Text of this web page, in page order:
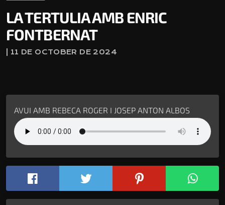
LA TERTULIA AMB ENRIC
FONTBERNAT
| 11 DE OCTOBER DE 2024
AVUI AMB REBECA ROGER I JOSEP ANTON ALBOS